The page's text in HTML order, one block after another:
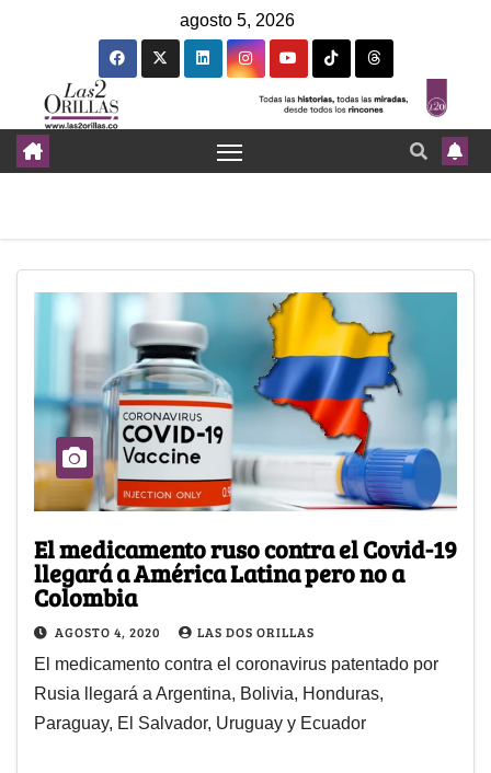
agosto 5, 2026
El medicamento ruso contra el Covid-19
llegará a América Latina pero no a
Colombia
AGOSTO 4, 2020 LAS DOS ORILLAS
El medicamento contra el coronavirus patentado por
Rusia llegará a Argentina, Bolivia, Honduras,
Paraguay, El Salvador, Uruguay y Ecuador